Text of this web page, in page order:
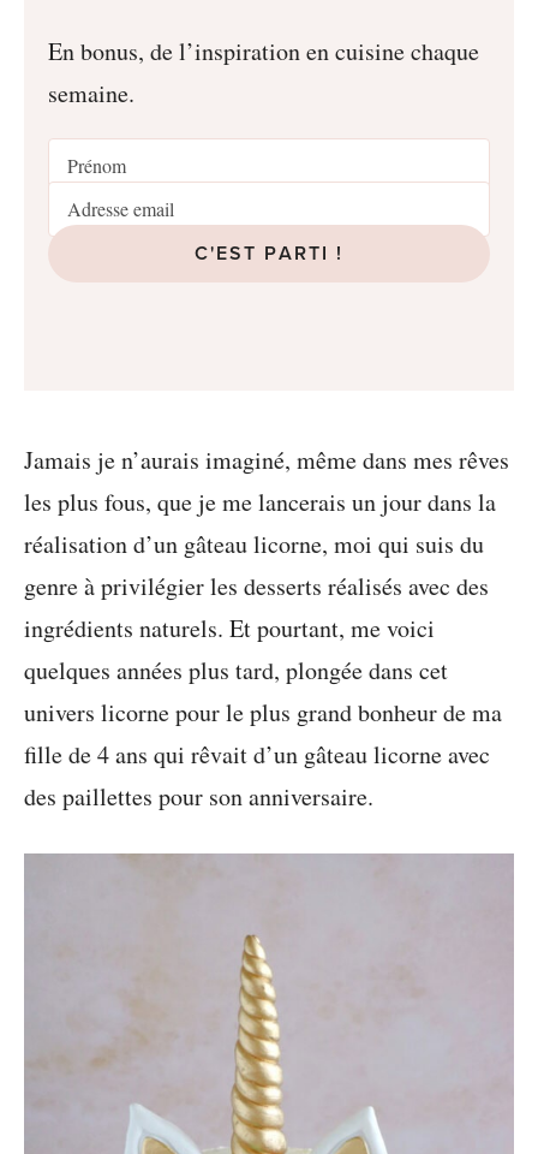
En bonus, de l’inspiration en cuisine chaque
semaine.
C'EST PARTI !
Jamais je n’aurais imaginé, même dans mes rêves
les plus fous, que je me lancerais un jour dans la
réalisation d’un gâteau licorne, moi qui suis du
genre à privilégier les desserts réalisés avec des
ingrédients naturels. Et pourtant, me voici
quelques années plus tard, plongée dans cet
univers licorne pour le plus grand bonheur de ma
fille de 4 ans qui rêvait d’un gâteau licorne avec
des paillettes pour son anniversaire.